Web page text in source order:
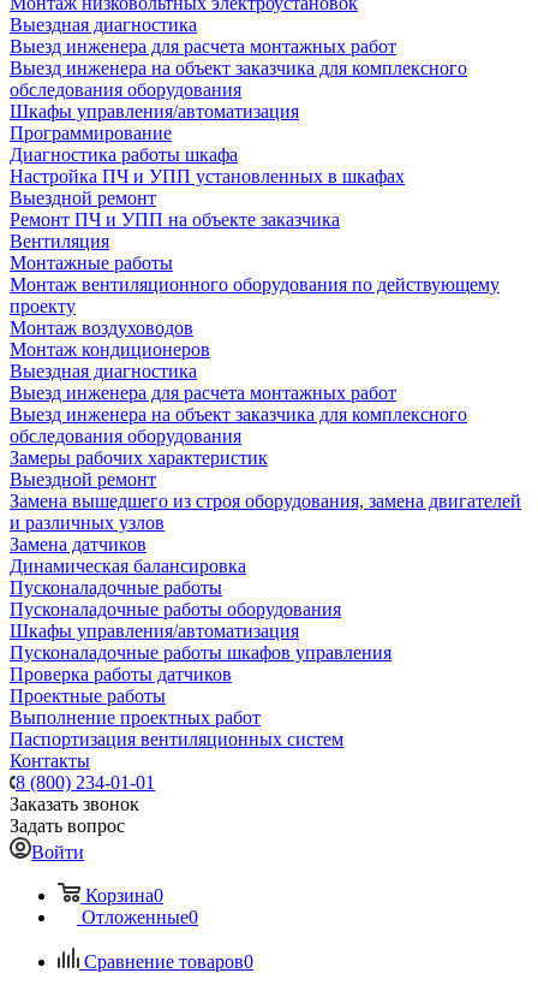
Выездная диагностика
Выезд инженера для расчета монтажных работ
Выезд инженера на объект заказчика для комплексного
обследования оборудования
Шкафы управления/автоматизация
Программирование
Диагностика работы шкафа
Настройка ПЧ и УПП установленных в шкафах
Выездной ремонт
Ремонт ПЧ и УПП на объекте заказчика
Вентиляция
Монтажные работы
Монтаж вентиляционного оборудования по действующему
проекту
Монтаж воздуховодов
Монтаж кондиционеров
Выездная диагностика
Выезд инженера для расчета монтажных работ
Выезд инженера на объект заказчика для комплексного
обследования оборудования
Замеры рабочих характеристик
Выездной ремонт
Замена вышедшего из строя оборудования, замена двигателей
и различных узлов
Замена датчиков
Динамическая балансировка
Пусконаладочные работы
Пусконаладочные работы оборудования
Шкафы управления/автоматизация
Пусконаладочные работы шкафов управления
Проверка работы датчиков
Проектные работы
Выполнение проектных работ
Паспортизация вентиляционных систем
Контакты
8 (800) 234-01-01
Заказать звонок
Задать вопрос
Войти
Корзина0
Отложенные0
Сравнение товаров0